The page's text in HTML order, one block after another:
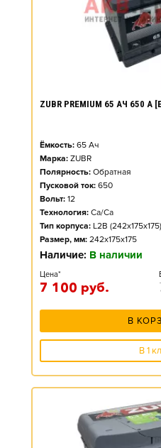
ZUBR PREMIUM 65 АЧ 650
Ёмкость: 65 Ач
Марка: ZUBR
Полярность: Обратная
Пусковой ток: 650
Вольт: 12
Технология: Ca/Ca
Тип корпуса: L2B
Размер, мм: 242x175x175
Наличие: В наличии
Цена*
7 100 руб.
В
В 1